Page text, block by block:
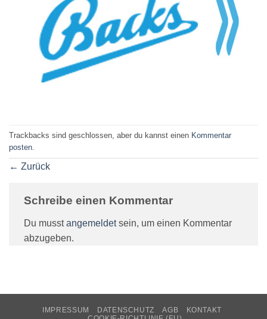
Trackbacks sind geschlossen, aber du kannst einen Kommentar
posten
← Zurück
Schreibe einen Kommentar
Du musstangemeldetsein, um einen Kommentar
abzugeben.
IMPRESSUM DATENSCHUTZ AGB
KONTAKT